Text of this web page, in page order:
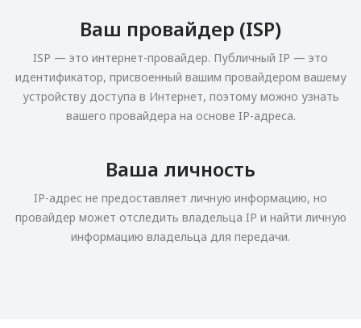
Ваш провайдер (ISP)
ISP — это интернет-провайдер. Публичный IP — это
идентификатор, присвоенный вашим провайдером вашему
устройству доступа в Интернет, поэтому можно узнать
вашего провайдера на основе IP-адреса.
Ваша личность
IP-адрес не предоставляет личную информацию, но
провайдер может отследить владельца IP и найти личную
информацию владельца для передачи.